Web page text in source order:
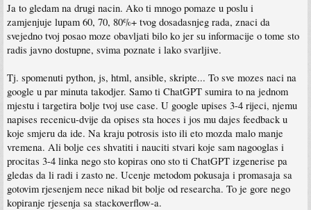
Ja to gledam na drugi nacin. Ako ti mnogo pomaze u poslu i
zamjenjuje lupam 60, 70, 80%+ tvog dosadasnjeg rada, znaci da
svejedno tvoj posao moze obavljati bilo ko jer su informacije o tome sto
radis javno dostupne, svima poznate i lako svarljive.
Tj. spomenuti python, js, html, ansible, skripte... To sve mozes naci na
google u par minuta takodjer. Samo ti ChatGPT sumira to na jednom
mjestu i targetira bolje tvoj use case. U google upises 3-4 rijeci, njemu
napises recenicu-dvije da opises sta hoces i jos mu dajes feedback u
koje smjeru da ide. Na kraju potrosis isto ili eto mozda malo manje
vremena. Ali bolje ces shvatiti i nauciti stvari koje sam nagooglas i
procitas 3-4 linka nego sto kopiras ono sto ti ChatGPT izgenerise pa
gledas da li radi i zasto ne. Ucenje metodom pokusaja i promasaja sa
gotovim rjesenjem nece nikad bit bolje od researcha. To je gore nego
kopiranje rjesenja sa stackoverflow-a.